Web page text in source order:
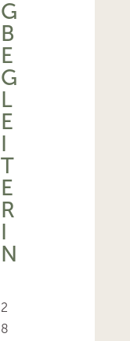
G
B
E
G
L
E
I
T
E
R
I
N
2
8